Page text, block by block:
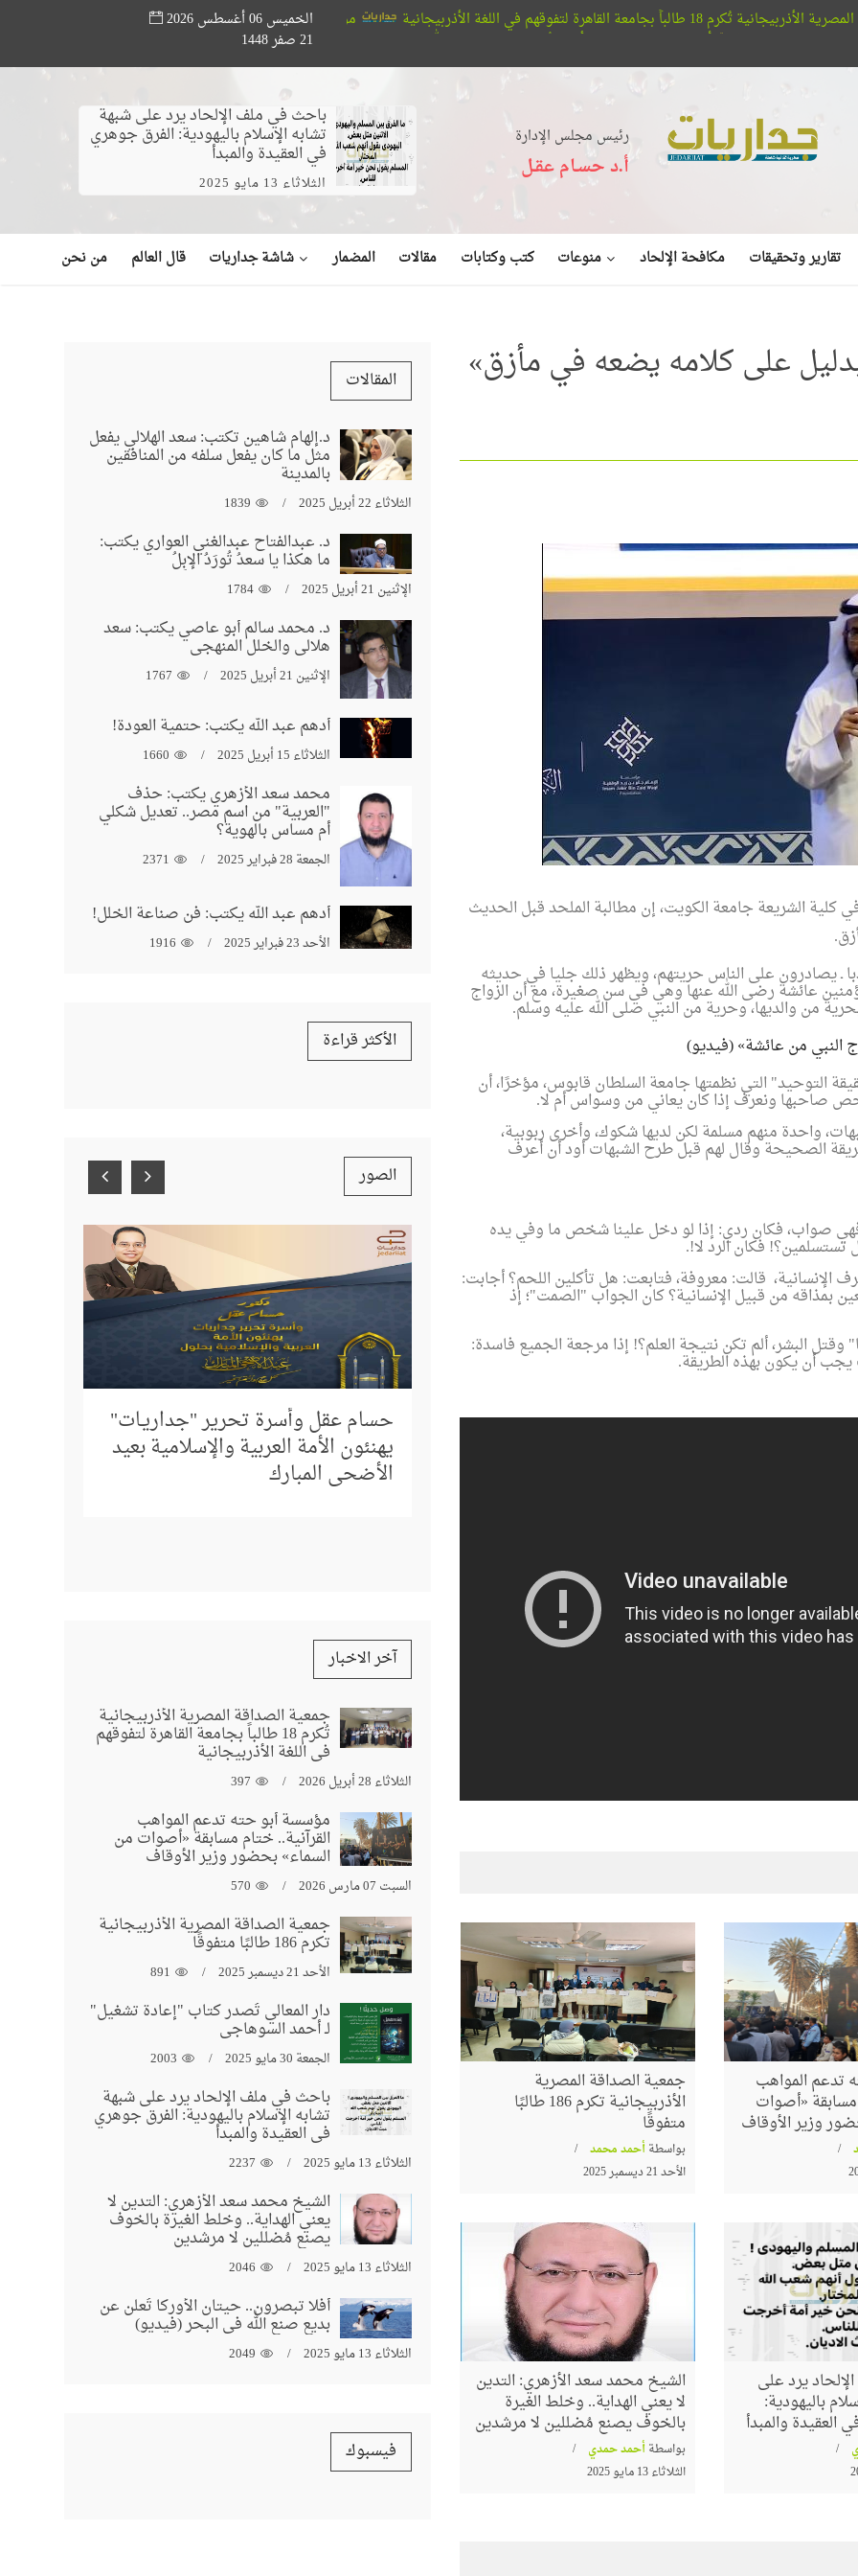
في اللغة الأذربيجانية
مؤسسة أبو حته تدعم المواهب القرآنية.. ختام مسابقة «أصوات من السماء»
أفلا تبصرون.. حيتان الأوركا تُعلن عن بديع صنع الله في البحر (فيديو)
الخميس 06 أغسطس 2026
21 صفر 1448
رئيس مجلس الإدارة
أ.د حسـام عقـل
باحث في ملف الإلحاد يرد على شبهة
تشابه الإسلام باليهودية: الفرق جوهري
في العقيدة والمبدأ
الثلاثاء 13 مايو 2025
تقارير وتحقيقات مكافحة الإلحاد منوعات كتب وكتابات مقالات المضمار شاشة جداريات قال العالم من نحن
على كلامه يضعه في مأزق»
كلية الشريعة جامعة الكويت، إن مطالبة الملحد قبل الحديث
ـ يصادرون على الناس حريتهم، ويظهر ذلك جليا في حديثه
عائشة رضى الله عنها وهي في سن صغيرة، مع أن الزواج
من والديها، وحرية من النبي صلى الله عليه وسلم.
النبي من عائشة» (فيديو)
التوحيد" التي نظمتها جامعة السلطان قابوس، مؤخرًا، أن
صاحبها ونعرف إذا كان يعاني من وسواس أم لا.
مؤخرا مع 3 فتيات لديهن شبهات، واحدة منهم مسلمة لكن لديها شكوك، وأخرى ربوبية،
الصحيحة وقال لهم قبل طرح الشبهات أود أن أعرف
صواب، فكان ردي: إذا لو دخل علينا شخص ما وفي يده
فكان الرد لا!.
الإنسانية، قالت: معروفة، فتابعت: هل تأكلين اللحم؟ أجابت:
بمذاقه من قبيل الإنسانية؟ كان الجواب "الصمت"؛ إذ
وقتل البشر، ألم تكن نتيجة العلم؟! إذا مرجعة الجميع فاسدة:
أن يكون بهذه الطريقة.
تدعم المواهب
مسابقة «أصوات
وزير الأوقاف
جمعية الصداقة المصرية
الأذربيجانية تكرم 186 طالبًا
متفوقًا
بواسطةأحمد محمد
الأحد 21 ديسمبر 2025
يرد على
باليهودية:
والمبدأ
الشيخ محمد سعد الأزهري: التدين
لا يعني الهداية.. وخلط الغيرة
بالخوف يصنع مُضللين لا مرشدين
بواسطةأحمد حمدي
الثلاثاء 13 مايو 2025
المقالات
د.إلهام شاهين تكتب: سعد الهلالي يفعل
مثل ما كان يفعل سلفه من المنافقين
بالمدينة
الثلاثاء 22 أبريل 2025 1839
د. عبدالفتاح عبدالغني العواري يكتب:
ما هكذا يا سعدُ تُورَدُ الإبِلُ
الإثنين 21 أبريل 2025 1784
د. محمد سالم أبو عاصي يكتب: سعد
هلالي والخلل المنهجي
الإثنين 21 أبريل 2025 1767
أدهم عبد الله يكتب: حتمية العودة!
الثلاثاء 15 أبريل 2025 1660
محمد سعد الأزهري يكتب: حذف
"العربية" من اسم مصر.. تعديل شكلي
أم مساس بالهوية؟
الجمعة 28 فبراير 2025 2371
أدهم عبد الله يكتب: فن صناعة الخلل!
الأحد 23 فبراير 2025 1916
الأكثر قراءة
الصور
حسام عقل وأسرة تحرير "جداريـات"
يهنئون الأمة العربية والإسلامية بعيد
الأضحى المبارك
آخر الاخبار
جمعية الصداقة المصرية الأذربيجانية
تُكرم 18 طالباً بجامعة القاهرة لتفوقهم
في اللغة الأذربيجانية
الثلاثاء 28 أبريل 2026 397
مؤسسة أبو حته تدعم المواهب
القرآنية.. ختام مسابقة «أصوات من
السماء» بحضور وزير الأوقاف
السبت 07 مارس 2026 570
جمعية الصداقة المصرية الأذربيجانية
تكرم 186 طالبًا متفوقًا
الأحد 21 ديسمبر 2025 891
دار المعالي تُصدر كتاب "إعادة تشغيل"
لـ أحمد السوهاجي
الجمعة 30 مايو 2025 2003
باحث في ملف الإلحاد يرد على شبهة
تشابه الإسلام باليهودية: الفرق جوهري
في العقيدة والمبدأ
الثلاثاء 13 مايو 2025 2237
الشيخ محمد سعد الأزهري: التدين لا
يعني الهداية.. وخلط الغيرة بالخوف
يصنع مُضللين لا مرشدين
الثلاثاء 13 مايو 2025 2046
أفلا تبصرون.. حيتان الأوركا تُعلن عن
بديع صنع الله في البحر (فيديو)
الثلاثاء 13 مايو 2025 2049
فيسبوك